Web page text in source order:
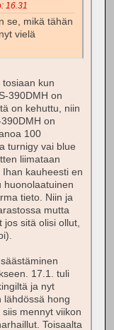
16.31
se, mikä tähän
vielä
kun
390DMH on
on kehuttu, niin
on
100
turnigy vai blue
liimataan
kauheesti en
huonolaatuinen
tieto. Niin ja
mutta
jos sitä olisi ollut,
17.1. tuli
ja nyt
lähdössä hong
mennyt viikon
Toisaalta